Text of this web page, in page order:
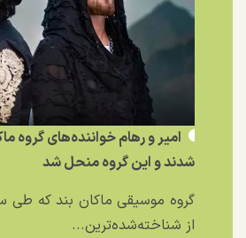
امیر و رهام خواننده‌های گروه
شدند و این گروه منحل شد
گروه موسیقی ماکان بند که طی
از شناخته‌شده‌ترین...